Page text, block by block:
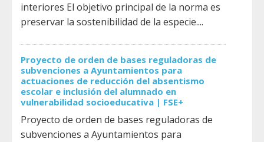
interiores El objetivo principal de la norma es
preservar la sostenibilidad de la especie....
Proyecto de orden de bases reguladoras de
subvenciones a Ayuntamientos para
actuaciones de reducción del absentismo
escolar e inclusión del alumnado en
vulnerabilidad socioeducativa | FSE+
Proyecto de orden de bases reguladoras de
subvenciones a Ayuntamientos para